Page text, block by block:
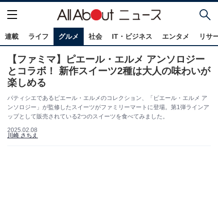
連載 ライフ グルメ 社会 IT・ビジネス エンタメ リサ
【ファミマ】ピエール・エルメ アンソロジー
とコラボ！ 新作スイーツ2種は大人の味わいが
楽しめる
パティシエであるピエール・エルメのコレクション、「ピエール・エルメ ア
ンソロジー」が監修したスイーツがファミリーマートに登場。第1弾ラインア
ップとして販売されている2つのスイーツを食べてみました。
2025.02.08
川崎 さちえ